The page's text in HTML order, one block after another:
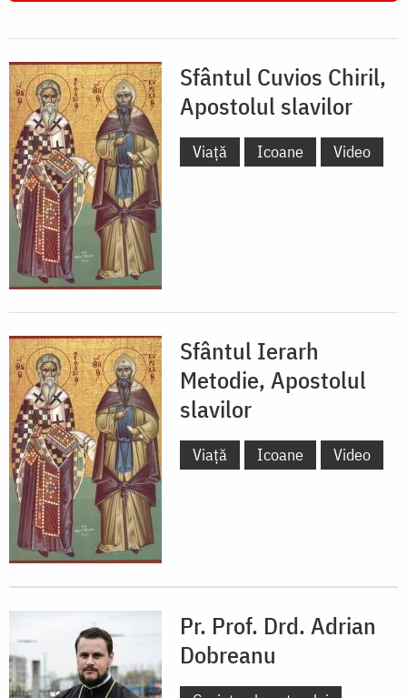
Sfântul Cuvios Chiril,
Apostolul slavilor
Viață Icoane Video
Sfântul Ierarh
Metodie, Apostolul
slavilor
Viață Icoane Video
Pr. Prof. Drd. Adrian
Dobreanu